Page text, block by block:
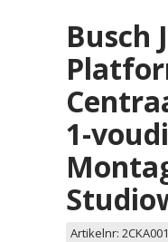
Busch
1-
Artikelnr: